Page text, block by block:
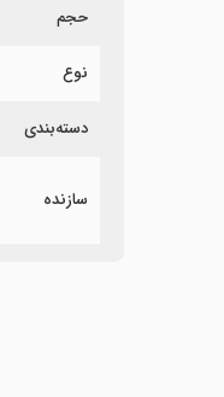
حجم
نوع
دسته‌بندی
سازنده